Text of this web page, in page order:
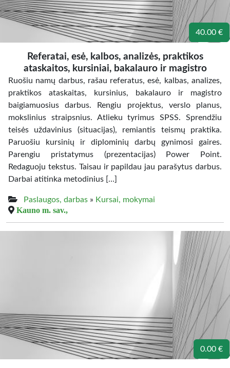
40.00 €
Referatai, esė, kalbos, analizės, praktikos
ataskaitos, kursiniai, bakalauro ir magistro
Ruošiu namų darbus, rašau referatus, esė, kalbas, analizes,
praktikos ataskaitas, kursinius, bakalauro ir magistro
baigiamuosius darbus. Rengiu projektus, verslo planus,
mokslinius straipsnius. Atlieku tyrimus SPSS. Sprendžiu
teisės uždavinius (situacijas), remiantis teismų praktika.
Paruošiu kursinių ir diplominių darbų gynimosi gaires.
Parengiu pristatymus (prezentacijas) Power Point.
Redaguoju tekstus. Taisau ir papildau jau parašytus darbus.
Darbai atitinka metodinius […]
Paslaugos, darbas » Kursai, mokymai
Kauno m. sav.,
0.00 €